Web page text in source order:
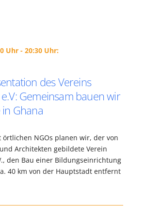
Uhr - 20:30 Uhr:
des Vereins
Gemeinsam bauen wir
Ghana
örtlichen NGOs planen wir, der von
Architekten gebildete Verein
den Bau einer Bildungseinrichtung
40 km von der Hauptstadt entfernt